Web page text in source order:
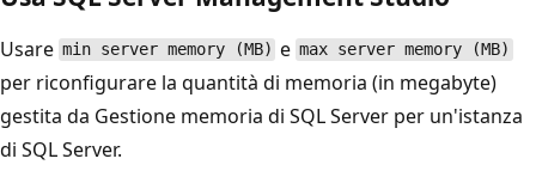
Usare min server memory (MB) e max server memory (MB)
per riconfigurare la quantità di memoria (in megabyte)
gestita da Gestione memoria di SQL Server per un'istanza
di SQL Server.